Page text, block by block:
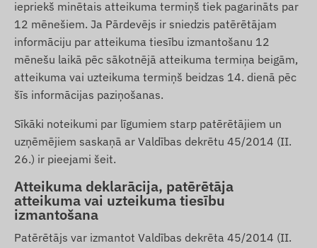
iepriekš minētais atteikuma termiņš tiek pagarināts par
12 mēnešiem. Ja Pārdevējs ir sniedzis patērētājam
informāciju par atteikuma tiesību izmantošanu 12
mēnešu laikā pēc sākotnējā atteikuma termiņa beigām,
atteikuma vai uzteikuma termiņš beidzas 14. dienā pēc
šīs informācijas paziņošanas.
Sīkāki noteikumi par līgumiem starp patērētājiem un
uzņēmējiem saskaņā ar Valdības dekrētu 45/2014 (II.
26.) ir pieejami šeit.
Atteikuma deklarācija, patērētāja
atteikuma vai uzteikuma tiesību
izmantošana
Patērētājs var izmantot Valdības dekrēta 45/2014 (II.